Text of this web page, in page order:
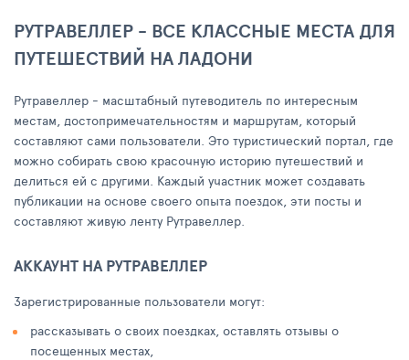
РУТРАВЕЛЛЕР - ВСЕ КЛАССНЫЕ МЕСТА ДЛЯ
ПУТЕШЕСТВИЙ НА ЛАДОНИ
Рутравеллер - масштабный путеводитель по интересным
местам, достопримечательностям и маршрутам, который
составляют сами пользователи. Это туристический портал, где
можно собирать свою красочную историю путешествий и
делиться ей с другими. Каждый участник может создавать
публикации на основе своего опыта поездок, эти посты и
составляют живую ленту Рутравеллер.
АККАУНТ НА РУТРАВЕЛЛЕР
Зарегистрированные пользователи могут:
рассказывать о своих поездках, оставлять отзывы о
посещенных местах,